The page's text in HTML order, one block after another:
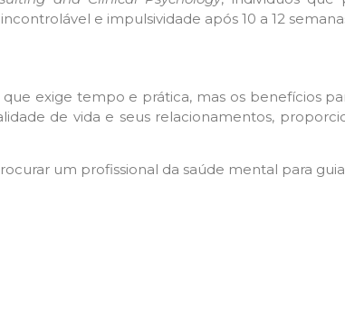
e impulsividade após 10 a 12
exige tempo e prática, mas os benefícios
de vida e seus relacionamentos,
um profissional da saúde mental para